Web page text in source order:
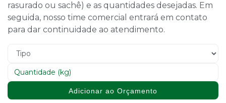
rasurado ou sachê) e as quantidades desejadas. Em
seguida, nosso time comercial entrará em contato
para dar continuidade ao atendimento.
Adicionar ao Orçamento